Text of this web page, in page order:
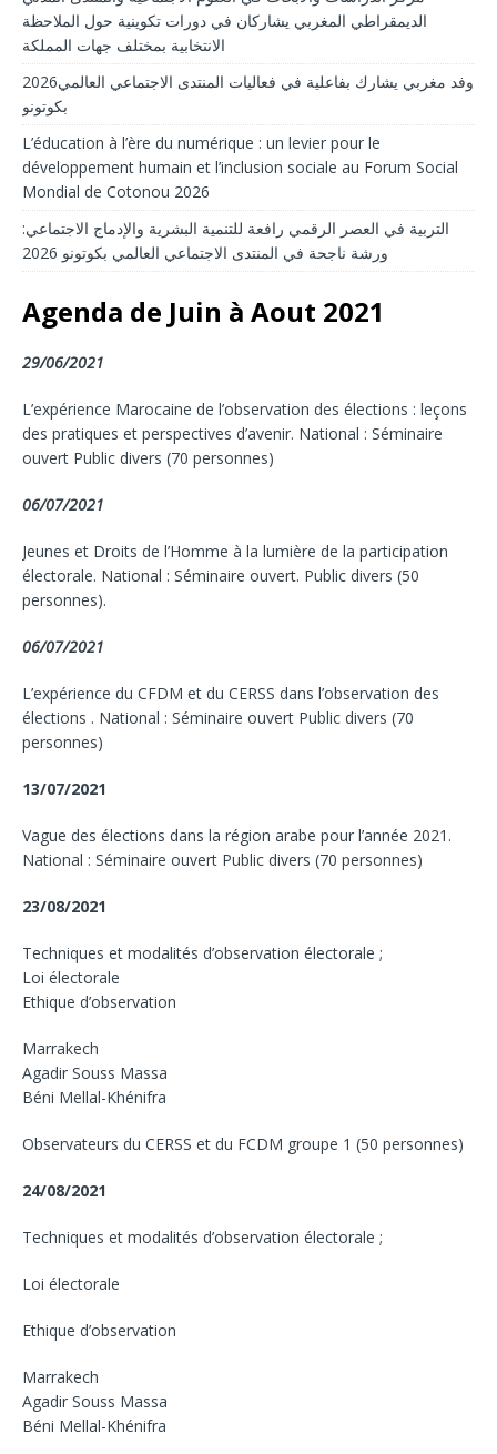
الديمقراطي المغربي يشاركان في دورات تكوينية حول الملاحظة
الانتخابية بمختلف جهات المملكة
2026وفد مغربي يشارك بفاعلية في فعاليات المنتدى الاجتماعي العالمي
بكوتونو
L’éducation à l’ère du numérique : un levier pour le
développement humain et l’inclusion sociale au Forum Social
Mondial de Cotonou 2026
التربية في العصر الرقمي رافعة للتنمية البشرية والإدماج الاجتماعي:
ورشة ناجحة في المنتدى الاجتماعي العالمي بكوتونو 2026
Agenda de Juin à Aout 2021
29/06/2021
L’expérience Marocaine de l’observation des élections : leçons
des pratiques et perspectives d’avenir. National : Séminaire
ouvert Public divers (70 personnes)
06/07/2021
Jeunes et Droits de l’Homme à la lumière de la participation
électorale. National : Séminaire ouvert. Public divers (50
personnes).
06/07/2021
L’expérience du CFDM et du CERSS dans l’observation des
élections . National : Séminaire ouvert Public divers (70
personnes)
13/07/2021
Vague des élections dans la région arabe pour l’année 2021.
National : Séminaire ouvert Public divers (70 personnes)
23/08/2021
Techniques et modalités d’observation électorale ;
Loi électorale
Ethique d’observation
Marrakech
Agadir Souss Massa
Béni Mellal-Khénifra
Observateurs du CERSS et du FCDM groupe 1 (50 personnes)
24/08/2021
Techniques et modalités d’observation électorale ;
Loi électorale
Ethique d’observation
Marrakech
Agadir Souss Massa
Béni Mellal-Khénifra